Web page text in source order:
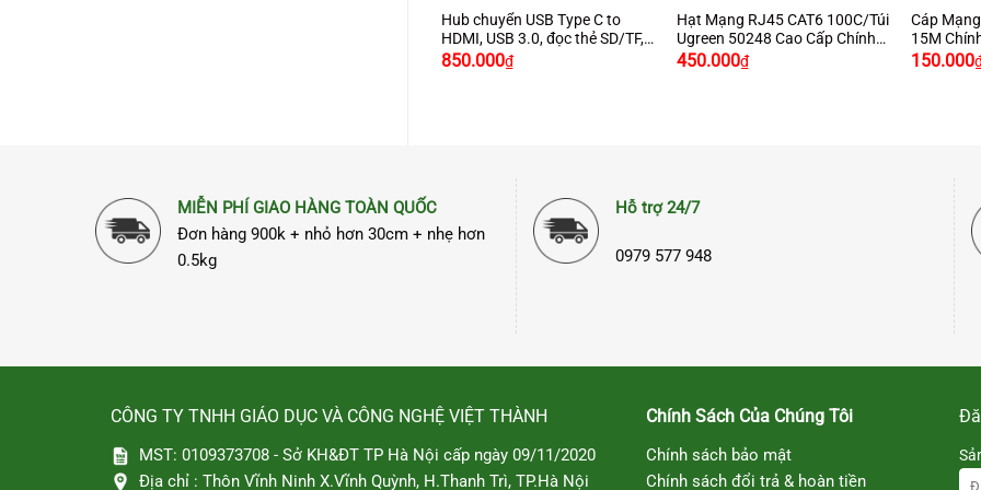
Hub chuyển USB Type C to
HDMI, USB 3.0, đọc thẻ SD/TF,
sạc PD Ugreen 70411
850.000₫
Hạt Mạng RJ45 CAT6 100C/Túi
Ugreen 50248 Cao Cấp Chính
Hãng Ugreen
450.000₫
Cáp
15M
Cao Cấp
150.000
MIỄN PHÍ GIAO HÀNG TOÀN QUỐC
Đơn hàng 900k + nhỏ hơn 30cm + nhẹ hơn
0.5kg
Hỗ trợ 24/7
0979 577 948
CÔNG TY TNHH GIÁO DỤC VÀ CÔNG NGHỆ VIỆT THÀNH
MST: 0109373708 - Sở KH&ĐT TP Hà Nội cấp ngày 09/11/2020
Địa chỉ : Thôn Vĩnh Ninh X.Vĩnh Quỳnh, H.Thanh Trì, TP.Hà Nội
Chính Sách Của Chúng Tôi
Chính sách bảo mật
Chính sách đổi trả & hoàn tiền